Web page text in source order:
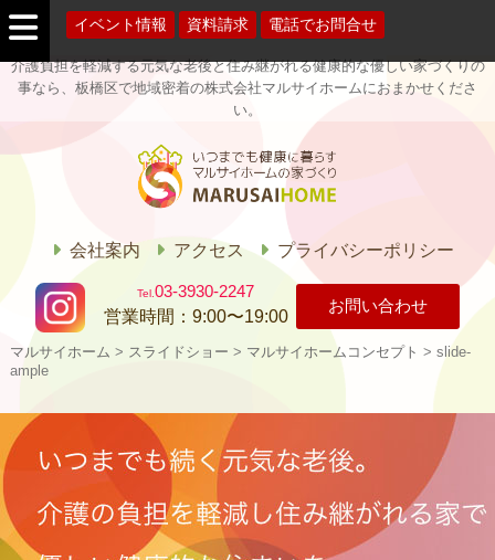
介護負担を軽減する元気な老後と住み継がれる健康的な優しい家づくりの
事なら、板橋区で地域密着の株式会社マルサイホームにおまかせくださ
い。
マルサイホー
会社案内 アクセス プライバシーポリシー
03-3930-2247
営業時間： 9:00〜19:00
お問い合わせ
イベント情報 資料請求 電話でお問合せ
マルサイホーム > スライドショー > マルサイホームコンセプト > slide-
ample